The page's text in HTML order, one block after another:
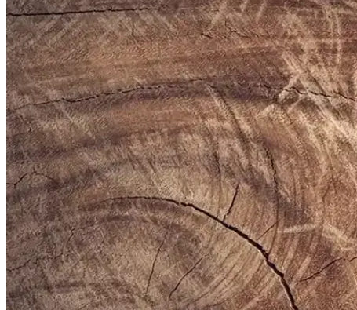
Gezer Yazlık Erkek Terlik: Konfor ve Şıklık Sunan
Gezer Yazlık Erkek Terlik, hafif, şık ve dayanıklı malzemeleriyle
Puma Shuffle 309668-25 Erkek Günlük ve Spor
Puma Shuffle 309668-25, hafif yastıklama ve dayanıklı taban
Slazenger MAROON I Büyük Beden Erkek Spor
Slazenger MAROON I büyük beden erkek sneaker, şık tasarımı ve
Erkekler İçin Fonksiyonel ve Kompakt Sling ve
Erkekler için telefon, cüzdan ve eşyaları rahat taşıyan fonksiyonel
Altınyılz<dı>z Classics Erkek Lacivert Rugan Kemer
Altınyılz<dı>z Classics'in lacivert rugan erkek kemeri, şık tasarımı
sunar.